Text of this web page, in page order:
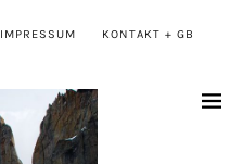
IMPRESSUM KONTAKT + GB